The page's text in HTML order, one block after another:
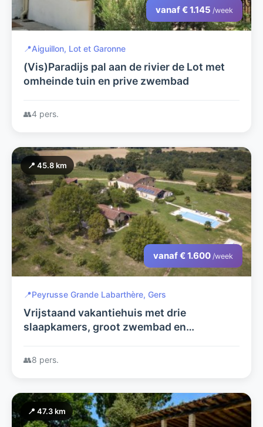
vanaf € 1.145 /week
📍Aiguillon, Lot et Garonne
(Vis)Paradijs pal aan de rivier de Lot met
omheinde tuin en prive zwembad
👥4 pers.
📍 45.8 km
vanaf € 1.600 /week
📍Peyrusse Grande Labarthère, Gers
Vrijstaand vakantiehuis met drie
slaapkamers, groot zwembad en
👥8 pers.
📍 47.3 km